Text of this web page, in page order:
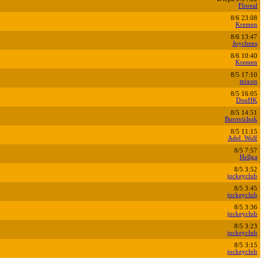
Floreal
8/6 23:08
Kremen
8/6 13:47
Joychens
8/6 10:40
Kremen
8/5 17:10
mixon
8/5 16:05
DonHK
8/5 14:51
Borovichok
8/5 11:15
Adel_Wolf
8/5 7:57
Hellga
8/5 3:52
jockeyclub
8/5 3:45
jockeyclub
8/5 3:36
jockeyclub
8/5 3:23
jockeyclub
8/5 3:15
jockeyclub